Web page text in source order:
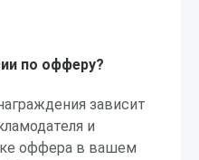
по офферу?
зависит
и
оффера в вашем